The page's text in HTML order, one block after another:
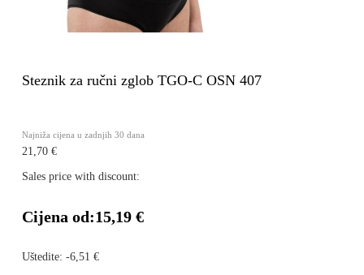
Steznik za ručni zglob TGO-C OSN 407
Najniža cijena u zadnjih 30 dana
21,70 €
Sales price with discount:
Cijena od:15,19 €
Uštedite: -6,51 €